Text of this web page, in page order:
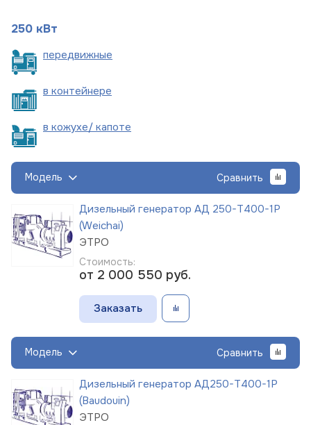
250 кВт
передвижные
в контейнере
в кожухе/ капоте
Модель Сравнить
Дизельный генератор АД 250-Т400-1Р
(Weichai)
ЭТРО
Стоимость:
от 2 000 550 руб.
Заказать
Модель Сравнить
Дизельный генератор АД250-Т400-1Р
(Baudouin)
ЭТРО